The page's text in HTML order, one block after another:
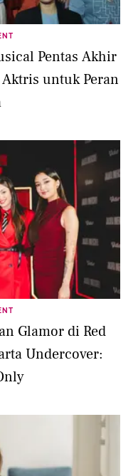
Pentas Akhir
untuk Peran
Glamor di Red
Undercover: